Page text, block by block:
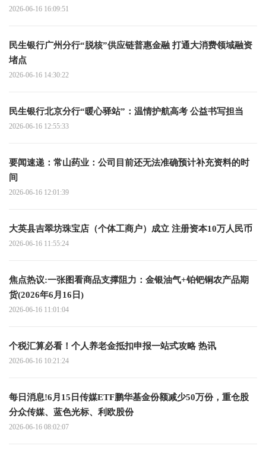
2026-06-16 16:09:51
民生银行广州分行“脱核”供应链普惠金融 打通大消费领域融资
堵点
2026-06-16 14:30:22
民生银行北京分行“暖心驿站”：温情护航高考 公益书写担当
2026-06-16 12:55:33
要闻速递：常山药业：公司目前还无法准确预计补充资料的时
间
2026-06-16 12:01:39
大英县吉翠坊珠宝店（个体工商户）成立 注册资本10万人民币
2026-06-16 11:55:24
焦点热议:一张图看商品支撑阻力：金银油气+铂钯铜农产品期
货(2026年6月16日)
2026-06-16 11:01:04
个税汇算必看！个人养老金抵扣申报一站式攻略 热讯
2026-06-16 10:21:24
每日消息!6月15日传媒ETF鹏华基金份额减少50万份，重仓股
分众传媒、蓝色光标、利欧股份
2026-06-16 08:02:07